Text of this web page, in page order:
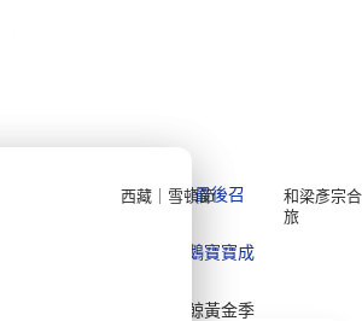
鋒
Quark｜11月初最後召
Quark｜1月企鵝寶寶成
Quark｜3月觀鯨黃金季
和梁彥宗
旅
西藏｜雪頓節